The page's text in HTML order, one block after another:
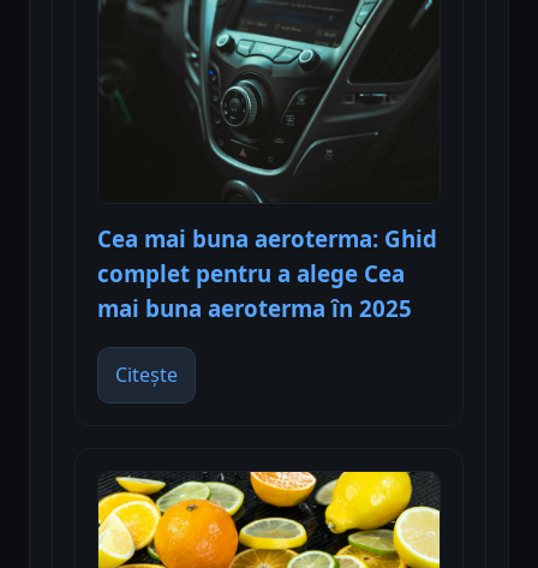
Cea mai buna aeroterma: Ghid
complet pentru a alege Cea
mai buna aeroterma în 2025
Citește